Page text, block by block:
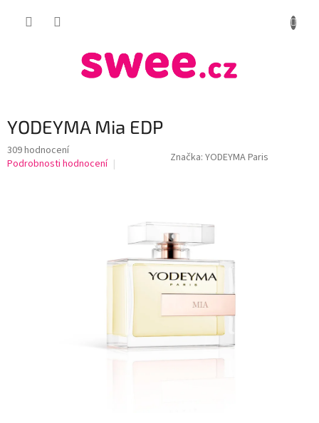
YODEYMA Mia EDP
Průměrné
hodnocení
309 hodnocení
Podrobnosti hodnocení
Značka: YODEYMA Paris